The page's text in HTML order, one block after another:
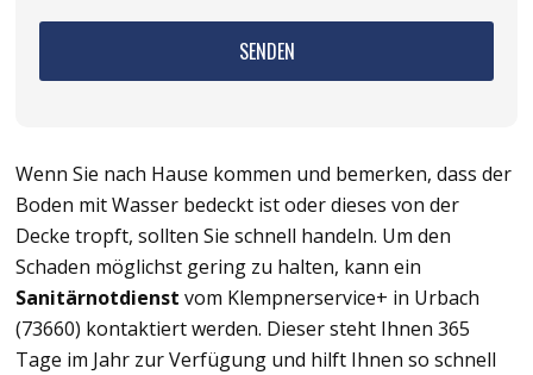
Wenn Sie nach Hause kommen und bemerken, dass der
Boden mit Wasser bedeckt ist oder dieses von der
Decke tropft, sollten Sie schnell handeln. Um den
Schaden möglichst gering zu halten, kann ein
Sanitärnotdienst vom Klempnerservice+ in Urbach
(73660) kontaktiert werden. Dieser steht Ihnen 365
Tage im Jahr zur Verfügung und hilft Ihnen so schnell